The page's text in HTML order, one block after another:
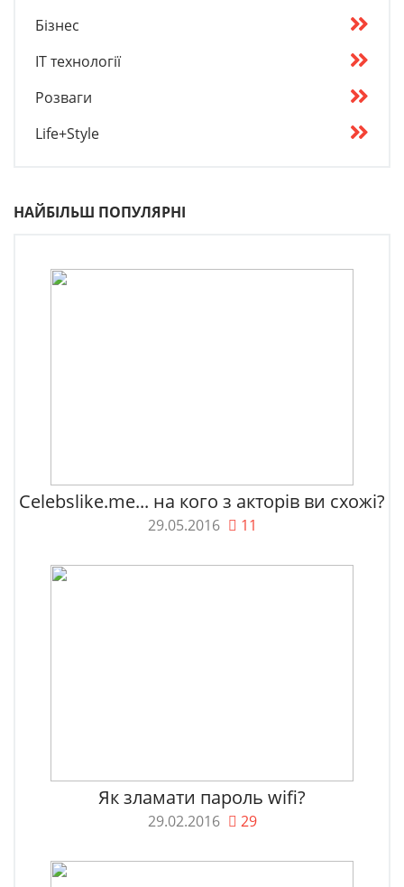
Бізнес
IT технології
Розваги
Life+Style
НАЙБІЛЬШ ПОПУЛЯРНІ
Celebslike.me... на кого з акторів ви схожі?
29.05.2016 11
Як зламати пароль wifi?
29.02.2016 29